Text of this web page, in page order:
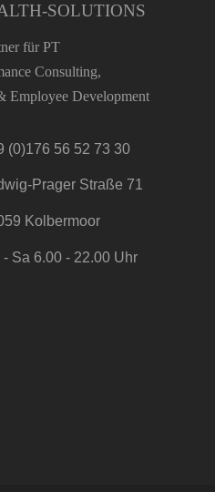
SOLUTIONS
für PT
Consulting,
Employee Development
(0)176 56 52 73 30
Prager Straße 71
Kolbermoor
- Sa 6.00 - 22.00 Uhr